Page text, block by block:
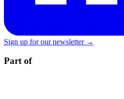
Sign up for our newsletter →
Part of